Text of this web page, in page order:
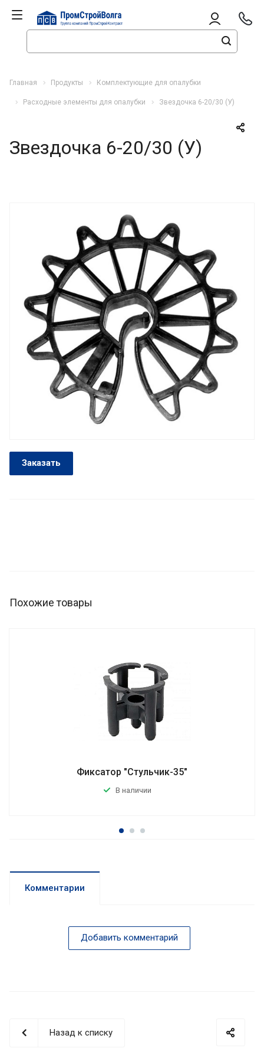
Главная Продукты Комплектующие для опалубки
Расходные элементы для опалубки Звездочка 6-20/30 (У)
Звездочка 6-20/30 (У)
Заказать
Похожие товары
Фиксатор "Стульчик-35"
В наличии
Комментарии
Добавить комментарий
Назад к списку